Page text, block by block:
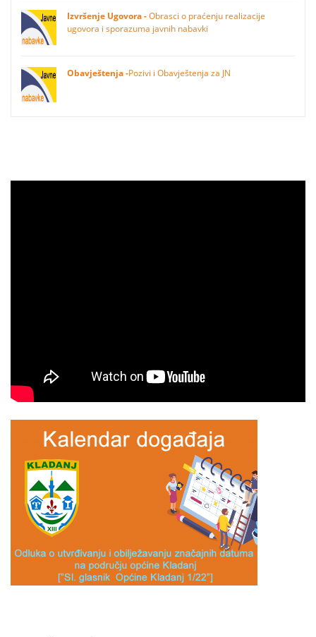
Izvršenje Ugovora -Obrasci o praćenju realizacije
ugovora i sporazuma javnih nabavki
Obavještenja -Pozivi i Obavještenja za JN